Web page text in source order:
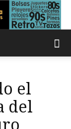
el
del